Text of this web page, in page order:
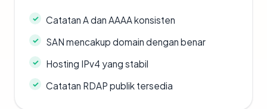
Catatan A dan AAAA konsisten
SAN mencakup domain dengan benar
Hosting IPv4 yang stabil
Catatan RDAP publik tersedia